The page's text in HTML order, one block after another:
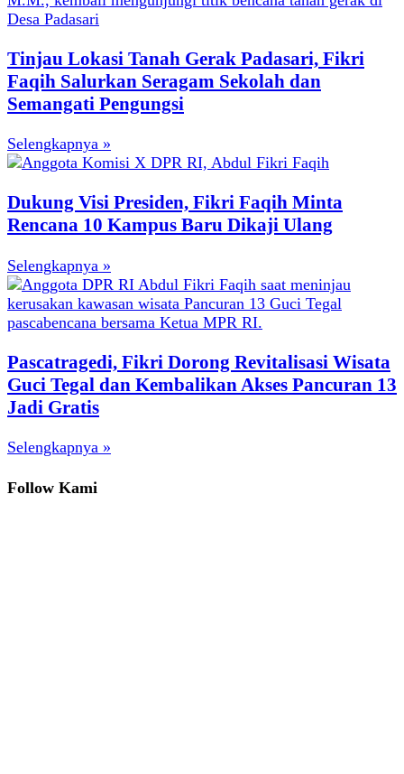
Tinjau Lokasi Tanah Gerak Padasari, Fikri
Faqih Salurkan Seragam Sekolah dan
Semangati Pengungsi
Selengkapnya »
Dukung Visi Presiden, Fikri Faqih Minta
Rencana 10 Kampus Baru Dikaji Ulang
Selengkapnya »
Pascatragedi, Fikri Dorong Revitalisasi Wisata
Guci Tegal dan Kembalikan Akses Pancuran 13
Jadi Gratis
Selengkapnya »
Follow Kami